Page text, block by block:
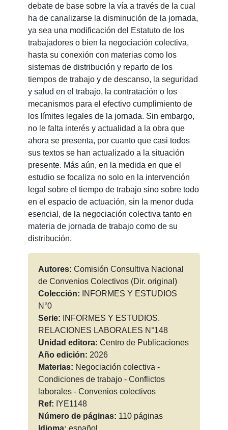
debate de base sobre la vía a través de la cual
ha de canalizarse la disminución de la jornada,
ya sea una modificación del Estatuto de los
trabajadores o bien la negociación colectiva,
hasta su conexión con materias como los
sistemas de distribución y reparto de los
tiempos de trabajo y de descanso, la seguridad
y salud en el trabajo, la contratación o los
mecanismos para el efectivo cumplimiento de
los límites legales de la jornada. Sin embargo,
no le falta interés y actualidad a la obra que
ahora se presenta, por cuanto que casi todos
sus textos se han actualizado a la situación
presente. Más aún, en la medida en que el
estudio se focaliza no solo en la intervención
legal sobre el tiempo de trabajo sino sobre todo
en el espacio de actuación, sin la menor duda
esencial, de la negociación colectiva tanto en
materia de jornada de trabajo como de su
distribución.
Autores: Comisión Consultiva Nacional
de Convenios Colectivos (Dir. original)
Colección:
INFORMES Y ESTUDIOS
N°0
Serie:
INFORMES Y ESTUDIOS.
RELACIONES LABORALES N°148
Unidad editora: Centro de Publicaciones
Año edición: 2026
Materias: Negociación colectiva -
Condiciones de trabajo - Conflictos
laborales - Convenios colectivos
Ref: IYE1148
Número de páginas: 110 páginas